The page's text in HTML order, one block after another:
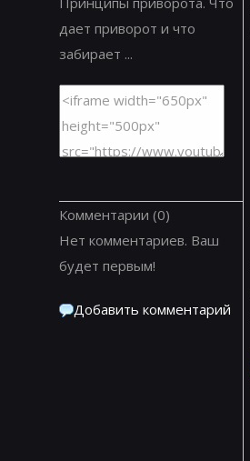
дает приворот и что
забирает ...
Комментарии (0)
Нет комментариев. Ваш
будет первым!
Добавить комментарий